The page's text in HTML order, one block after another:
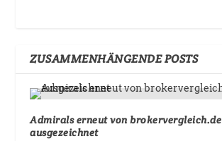
ZUSAMMENHÄNGENDE POSTS
Admirals erneut von brokervergleich.de
ausgezeichnet